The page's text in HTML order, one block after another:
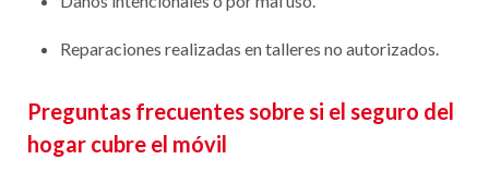
Reparaciones realizadas en talleres no autorizados.
Preguntas frecuentes sobre si el seguro del
hogar cubre el móvil